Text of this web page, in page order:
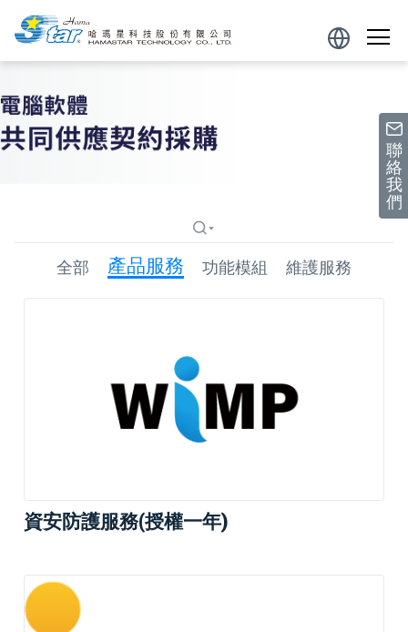
跳到主要內容區塊
聯
絡
我
們
Powered
by
全部 產品服務 功能模組 維護服務
資安防護服務(授權一年)